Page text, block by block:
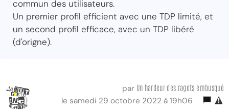
commun des utilisateurs.
Un premier profil efficient avec une TDP limité, et
un second profil efficace, avec un TDP libéré
(d'origne).
par Un hardeur des ragots embusqué
le samedi 29 octobre 2022 à 19h06